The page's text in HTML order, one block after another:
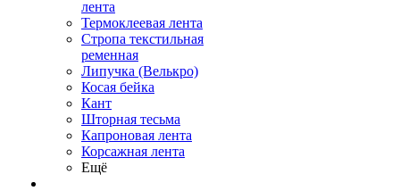
лента
Термоклеевая лента
Стропа текстильная
ременная
Липучка (Велькро)
Косая бейка
Кант
Шторная тесьма
Капроновая лента
Корсажная лента
Ещё